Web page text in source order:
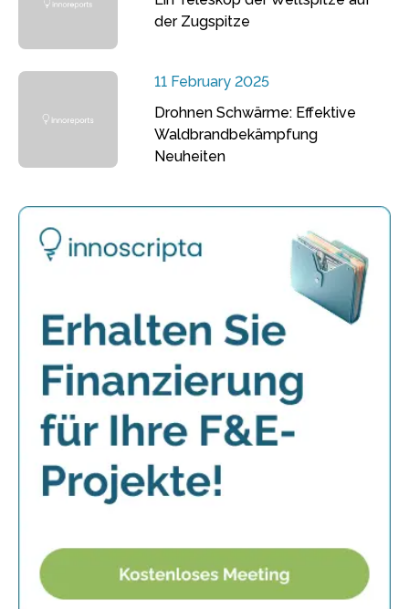
der Zugspitze
11 February 2025
Drohnen Schwärme: Effektive
Waldbrandbekämpfung
Neuheiten